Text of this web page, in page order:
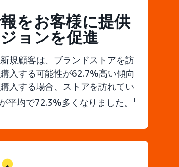
をお客様に提供
ョンを促進
規顧客は、ブランドストアを訪
入する可能性が62.7%高い傾向
入する場合、ストアを訪れてい
平均で72.3%多くなりました。
1